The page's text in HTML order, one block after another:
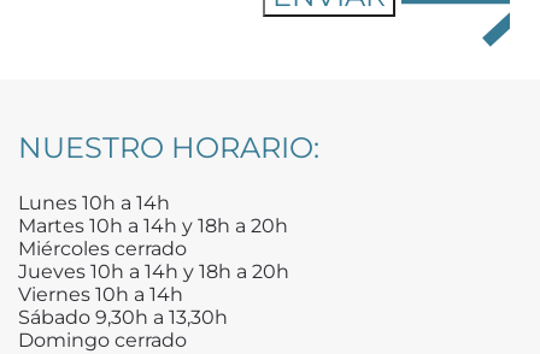
NUESTRO HORARIO:
Lunes 10h a 14h
Martes 10h a 14h y 18h a 20h
Miércoles cerrado
Jueves 10h a 14h y 18h a 20h
Viernes 10h a 14h
Sábado 9,30h a 13,30h
Domingo cerrado